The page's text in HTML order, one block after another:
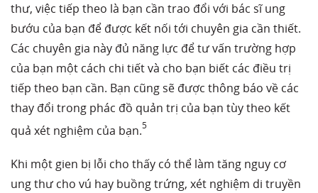
thư, việc tiếp theo là bạn cần trao đổi với bác sĩ ung
bướu của bạn để được kết nối tới chuyên gia cần thiết.
Các chuyên gia này đủ năng lực để tư vấn trường hợp
của bạn một cách chi tiết và cho bạn biết các điều trị
tiếp theo bạn cần. Bạn cũng sẽ được thông báo về các
thay đổi trong phác đồ quản trị của bạn tùy theo kết
quả xét nghiệm của bạn.5
Khi một gien bị lỗi cho thấy có thể làm tăng nguy cơ
ung thư cho vú hay buồng trứng, xét nghiệm di truyền